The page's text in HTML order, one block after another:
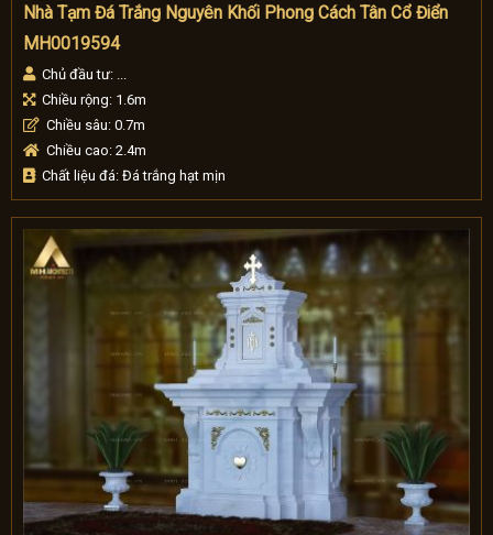
Nhà Tạm Đá Trắng Nguyên Khối Phong Cách Tân Cổ Điển
MH0019594
Chủ đầu tư: ...
Chiều rộng: 1.6m
Chiều sâu: 0.7m
Chiều cao: 2.4m
Chất liệu đá: Đá trắng hạt mịn